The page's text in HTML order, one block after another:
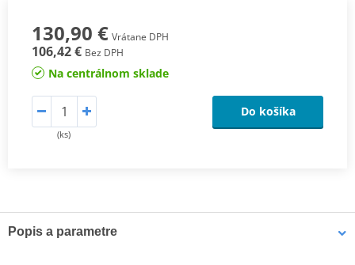
130,90 € Vrátane DPH
106,42 € Bez DPH
Na centrálnom sklade
(ks)
Do košíka
Popis a parametre